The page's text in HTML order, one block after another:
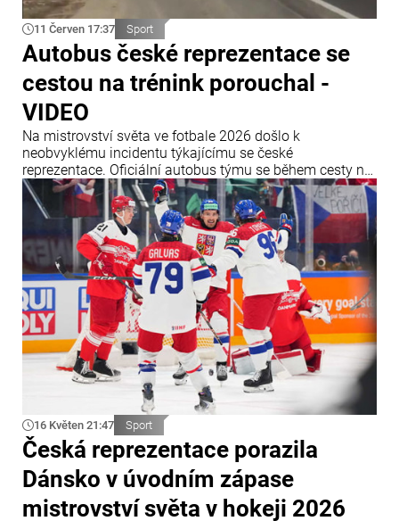
11 Červen 17:37 Sport
Autobus české reprezentace se
cestou na trénink porouchal -
VIDEO
Na mistrovství světa ve fotbale 2026 došlo k
neobvyklému incidentu týkajícímu se české
reprezentace. Oficiální autobus týmu se během cesty na
trénink v mexickém městě Zapopan nečekaně
porouchal. Porucha způsobila značné dopravní
komplikace a narušila plány českého mužstva.
16 Květen 21:47 Sport
Česká reprezentace porazila
Dánsko v úvodním zápase
mistrovství světa v hokeji 2026